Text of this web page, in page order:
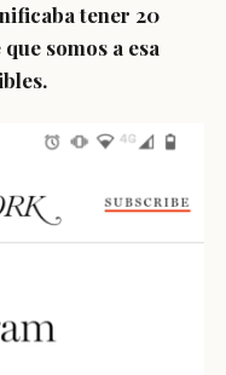
tener 20
somos a esa